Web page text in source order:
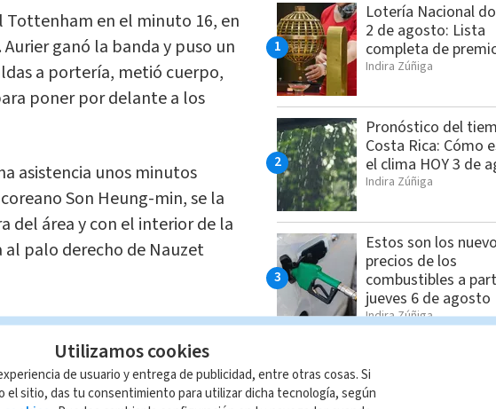
en el minuto 16, en
ganó la banda y puso un
a portería, metió cuerpo,
poner por delante a los
asistencia unos minutos
Son Heung-min, se la
del área y con el interior de la
palo derecho de Nauzet
sumar al menos un
en Madrid para clasificarse
fueron capaces de cazar un
la meta de Michel
Lotería Nacional
2 de agosto: Lista
completa de
Indira Zúñiga
Pronóstico del
Costa Rica: Cómo
el clima HOY 3 de
Indira Zúñiga
Estos son los
precios de los
combustibles a
jueves 6 de agosto
Indira Zúñiga
Costa Rica: Cómo
el clima HOY 4 de
Utilizamos cookies
de usuario y entrega de publicidad, entre otras cosas. Si
el sitio, das tu consentimiento para utilizar dicha tecnología, según